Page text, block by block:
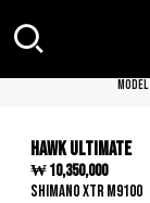
MODEL
HAWK ULTIMATE
₩ 10,350,000
SHIMANO XTR M9100